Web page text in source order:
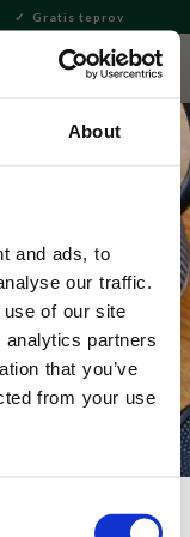
About
and ads, to
our traffic.
of our site
partners
that you’ve
from your use
Gratis teprov
Okumidori.
lätt frisk karaktär